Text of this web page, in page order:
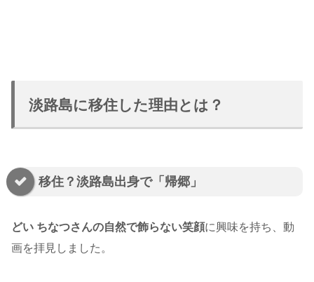
淡路島に移住した理由とは？
移住？淡路島出身で「帰郷」
どい ちなつさんの自然で飾らない笑顔に興味を持ち、動
画を拝見しました。